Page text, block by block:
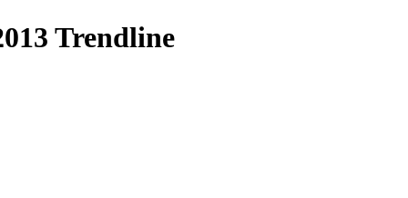
Trendline